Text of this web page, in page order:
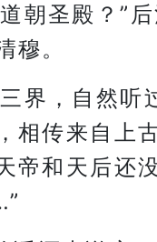
朝圣殿？”
穆。
界，自然听
相传来自上
帝和天后还